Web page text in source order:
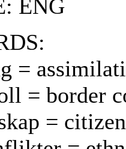
ENG
=
= border
=